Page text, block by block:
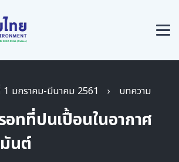
มกราคม-มีนาคม 2561 › บทความ
อทที่ปนเปื้อนในอากาศ
นต์